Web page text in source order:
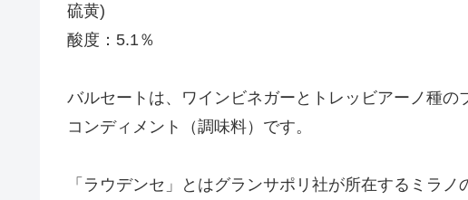
硫黄)
酸度：5.1％
バルセートは、ワインビネガーとトレッビアーノ種
コンディメント（調味料）です。
「ラウデンセ」とはグランサポリ社が所在するミラ